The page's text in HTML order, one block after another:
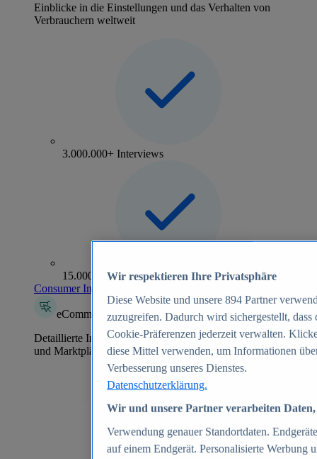
Einblicke in die Einstellungen und das Verhalten von
Verbrauchern weltweit
3.000.000+ Interviews
15.000+ Marken
Consumer Insights entdecken
eCommerce Insights
Detaillierte Informationen zu mehr als 39.000 Online-Shops
und Marktplätzen
Wir respektieren Ihre Privatsphäre
Diese Website und unsere 894 Partner
zuzugreifen. Dadurch wird sichergestellt,
Cookie-Präferenzen jederzeit verwalten.
diese Mittel verwenden, um Informationen
Verbesserung unseres Dienstes.
Datenschutzerklärung.
Wir und unsere Partner verarbeiten
Verwendung genauer Standortdaten.
auf einem Endgerät. Personalisierte Werbung